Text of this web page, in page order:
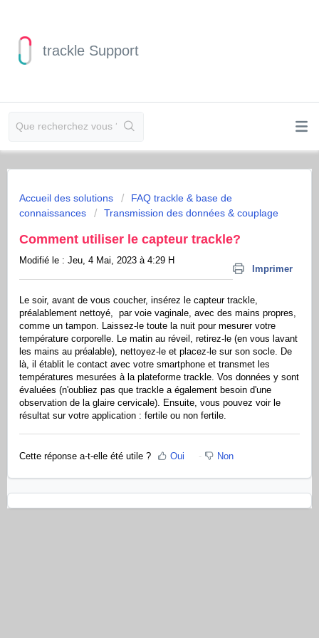
trackle Support
Accueil des solutions
FAQ trackle & base de
connaissances
Transmission des données & couplage
Comment utiliser le capteur trackle?
Imprimer
Modifié le : Jeu, 4 Mai, 2023 à 4:29 H
Le soir, avant de vous coucher, insérez le capteur trackle,
préalablement nettoyé, par voie vaginale, avec des mains propres,
comme un tampon. Laissez-le toute la nuit pour mesurer votre
température corporelle. Le matin au réveil, retirez-le (en vous lavant
les mains au préalable), nettoyez-le et placez-le sur son socle. De
là, il établit le contact avec votre smartphone et transmet les
températures mesurées à la plateforme trackle. Vos données y sont
évaluées (n'oubliez pas que trackle a également besoin d'une
observation de la glaire cervicale). Ensuite, vous pouvez voir le
résultat sur votre application : fertile ou non fertile.
Cette réponse a-t-elle été utile ? Oui Non